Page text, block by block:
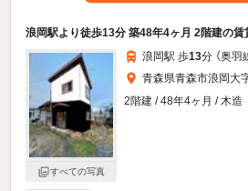
浪岡駅より徒歩13分 築48年4ヶ月 2階建の賃
すべての写真
浪岡駅 歩13分 （奥羽
青森県青森市浪岡大
2階建 / 48年4ヶ月 / 木造